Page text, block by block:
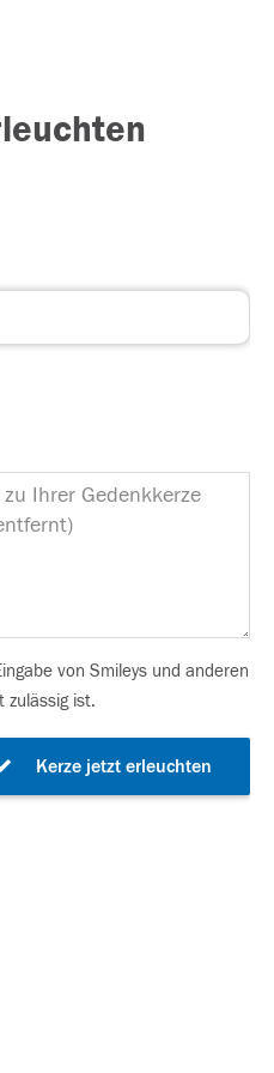
von Smileys und anderen
zulässig ist.
Kerze jetzt erleuchten